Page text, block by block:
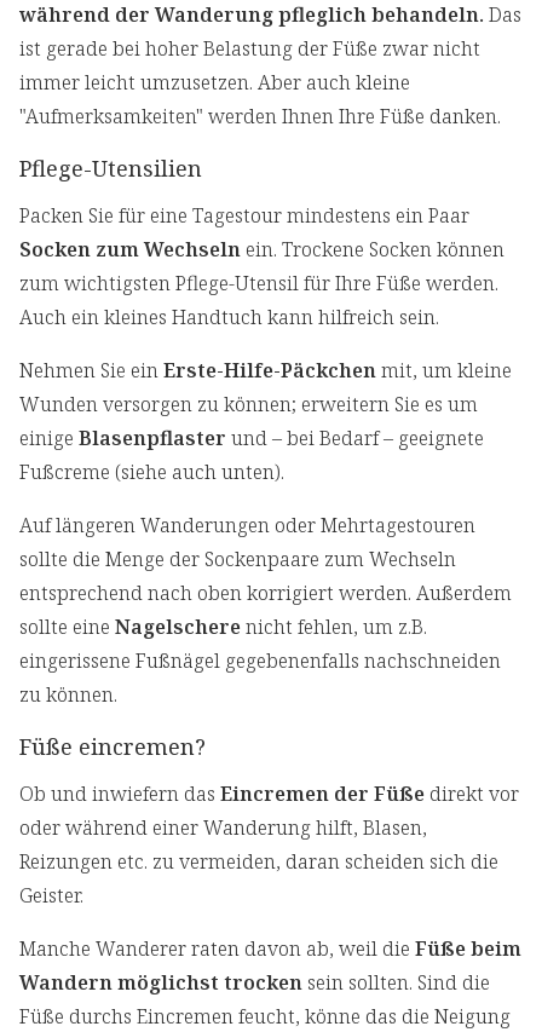
während der Wanderung pfleglich behandeln. Das
ist gerade bei hoher Belastung der Füße zwar nicht
immer leicht umzusetzen. Aber auch kleine
"Aufmerksamkeiten" werden Ihnen Ihre Füße danken.
Pflege-Utensilien
Packen Sie für eine Tagestour mindestens ein Paar
Socken zum Wechseln ein. Trockene Socken können
zum wichtigsten Pflege-Utensil für Ihre Füße werden.
Auch ein kleines Handtuch kann hilfreich sein.
Nehmen Sie einErste-Hilfe-Päckchenmit, um kleine
Wunden versorgen zu können; erweitern Sie es um
einige Blasenpflaster und – bei Bedarf – geeignete
Fußcreme (siehe auch unten).
Auf längeren Wanderungen oder Mehrtagestouren
sollte die Menge der Sockenpaare zum Wechseln
entsprechend nach oben korrigiert werden. Außerdem
sollte eine Nagelscherenicht fehlen, um z.B.
eingerissene Fußnägel gegebenenfalls nachschneiden
zu können.
Füße eincremen?
Ob und inwiefern das Eincremen der Füße direkt vor
oder während einer Wanderung hilft, Blasen,
Reizungen etc. zu vermeiden, daran scheiden sich die
Geister.
Manche Wanderer raten davon ab, weil die Füße beim
Wandern möglichst trocken sein sollten. Sind die
Füße durchs Eincremen feucht, könne das die Neigung